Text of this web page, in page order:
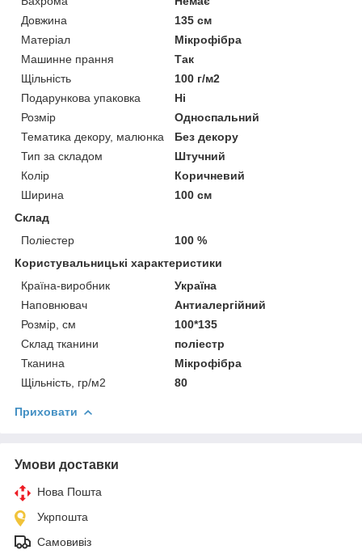
Довжина
135 см
Матеріал
Мікрофібра
Машинне прання
Так
Щільність
100 г/м2
Подарункова упаковка
Ні
Розмір
Односпальний
Тематика декору, малюнка
Без декору
Тип за складом
Штучний
Колір
Коричневий
Ширина
100 см
Склад
Поліестер
100 %
Користувальницькі характеристики
Країна-виробник
Україна
Наповнювач
Антиалергійний
Розмір, см
100*135
Склад тканини
поліестр
Тканина
Мікрофібра
Щільність, гр/м2
80
Приховати
Умови доставки
Нова Пошта
Укрпошта
Самовивіз